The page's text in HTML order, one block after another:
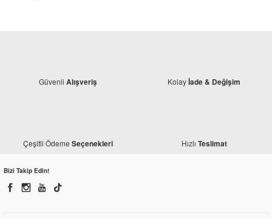
Güvenli Alışveriş Kolayİade & Değişim
Çeşitli Ödeme Seçenekleri Hızlı Teslimat
Bizi Takip Edin!